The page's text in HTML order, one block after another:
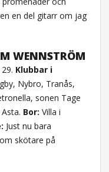
en del gitarr om jag
WENNSTRÖM
29. Klubbar i
Nybro, Tranås,
sonen Tage
Bor: Villa i
Just nu bara
skötare på